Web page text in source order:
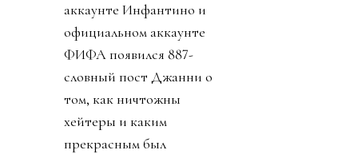
аккаунте Инфантино и
официальном аккаунте
ФИФА появился 887-
словный пост Джанни о
том, как ничтожны
хейтеры и каким
прекрасным был